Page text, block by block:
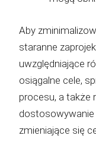
Aby
staranne
uwzględniające
osiągalne cele,
procesu, a także
dostosowywanie
zmieniające się